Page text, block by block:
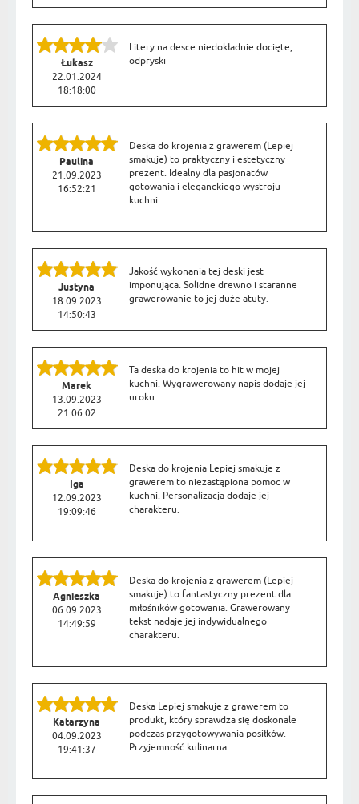
Łukasz
22.01.2024
18:18:00
Litery na desce niedokładnie docięte,
odpryski
Paulina
21.09.2023
16:52:21
Deska do krojenia z grawerem (Lepiej
smakuje) to praktyczny i estetyczny
prezent. Idealny dla pasjonatów
gotowania i eleganckiego wystroju
kuchni.
Justyna
18.09.2023
14:50:43
Jakość wykonania tej deski jest
imponująca. Solidne drewno i staranne
grawerowanie to jej duże atuty.
Marek
13.09.2023
21:06:02
Ta deska do krojenia to hit w mojej
kuchni. Wygrawerowany napis dodaje jej
uroku.
Iga
12.09.2023
19:09:46
Deska do krojenia Lepiej smakuje z
grawerem to niezastąpiona pomoc w
kuchni. Personalizacja dodaje jej
charakteru.
Agnieszka
06.09.2023
14:49:59
Deska do krojenia z grawerem (Lepiej
smakuje) to fantastyczny prezent dla
miłośników gotowania. Grawerowany
tekst nadaje jej indywidualnego
charakteru.
Katarzyna
04.09.2023
19:41:37
Deska Lepiej smakuje z grawerem to
produkt, który sprawdza się doskonale
podczas przygotowywania posiłków.
Przyjemność kulinarna.